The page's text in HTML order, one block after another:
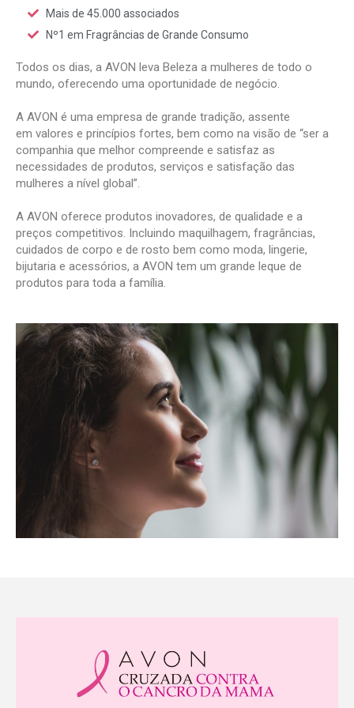
Mais de 45.000 associados
Nº1 em Fragrâncias de Grande Consumo
Todos os dias, a AVON leva Beleza a mulheres de todo o
mundo, oferecendo uma oportunidade de negócio.
A AVON é uma empresa de grande tradição, assente
em valores e princípios fortes, bem como na visão de “ser a
companhia que melhor compreende e satisfaz as
necessidades de produtos, serviços e satisfação das
mulheres a nível global”.
A AVON oferece produtos inovadores, de qualidade e a
preços competitivos. Incluindo maquilhagem, fragrâncias,
cuidados de corpo e de rosto bem como moda, lingerie,
bijutaria e acessórios, a AVON tem um grande leque de
produtos para toda a família.